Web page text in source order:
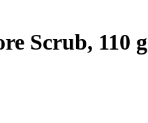
Scrub, 110 g